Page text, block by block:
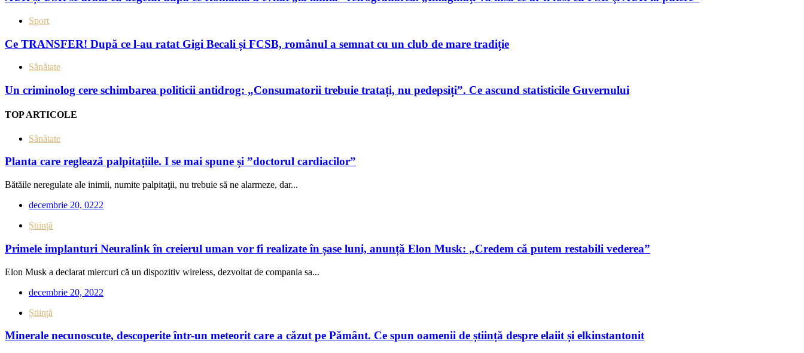
Sport
Ce TRANSFER! După ce l-au ratat Gigi Becali și FCSB, românul a semnat cu un club de mare tradiție
Sănătate
Un criminolog cere schimbarea politicii antidrog: „Consumatorii trebuie tratați, nu pedepsiți”. Ce ascund statisticile Guvernului
TOP ARTICOLE
Sănătate
Planta care reglează palpitațiile. I se mai spune şi ”doctorul cardiacilor”
Bătăile neregulate ale inimii, numite palpitaţii, nu trebuie să ne alarmeze, dar...
decembrie 20, 0222
Știință
Primele implanturi Neuralink în creierul uman vor fi realizate în șase luni, anunță Elon Musk: „Credem că putem restabili vederea”
Elon Musk a declarat miercuri că un dispozitiv wireless, dezvoltat de compania sa...
decembrie 20, 2022
Știință
Minerale necunoscute, descoperite într-un meteorit care a căzut pe Pământ. Ce spun oamenii de știință despre elaiit și elkinstantonit